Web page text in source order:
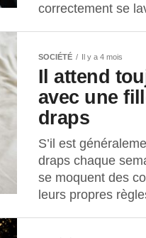
correctement se
SOCIÉTÉ Il y a 4 mois
Il attend
avec une
draps
S’il est
draps chaque
se moquent des
leurs propres